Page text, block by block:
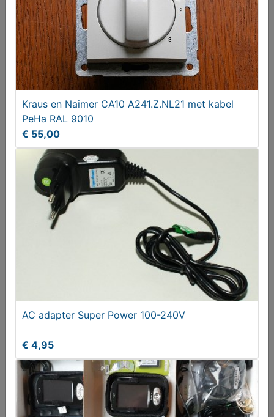
1x Mio 350 en 3x Mio 550 PDA
€ 50,00
Australische stekker netsnoer
€ 5,95
Kraus en Naimer CA10 A241.Z.NL21 met kabel
PeHa RAL 9010
€ 55,00
AC adapter Super Power 100-240V
€ 4,95